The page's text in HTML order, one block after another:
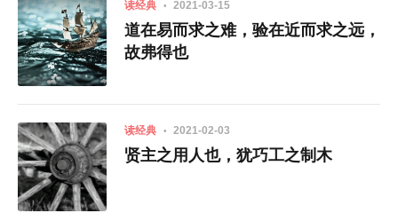
读经典 2021-03-15
道在易而求之难，验在近而求之远，
故弗得也
读经典 2021-02-03
贤主之用人也，犹巧工之制木